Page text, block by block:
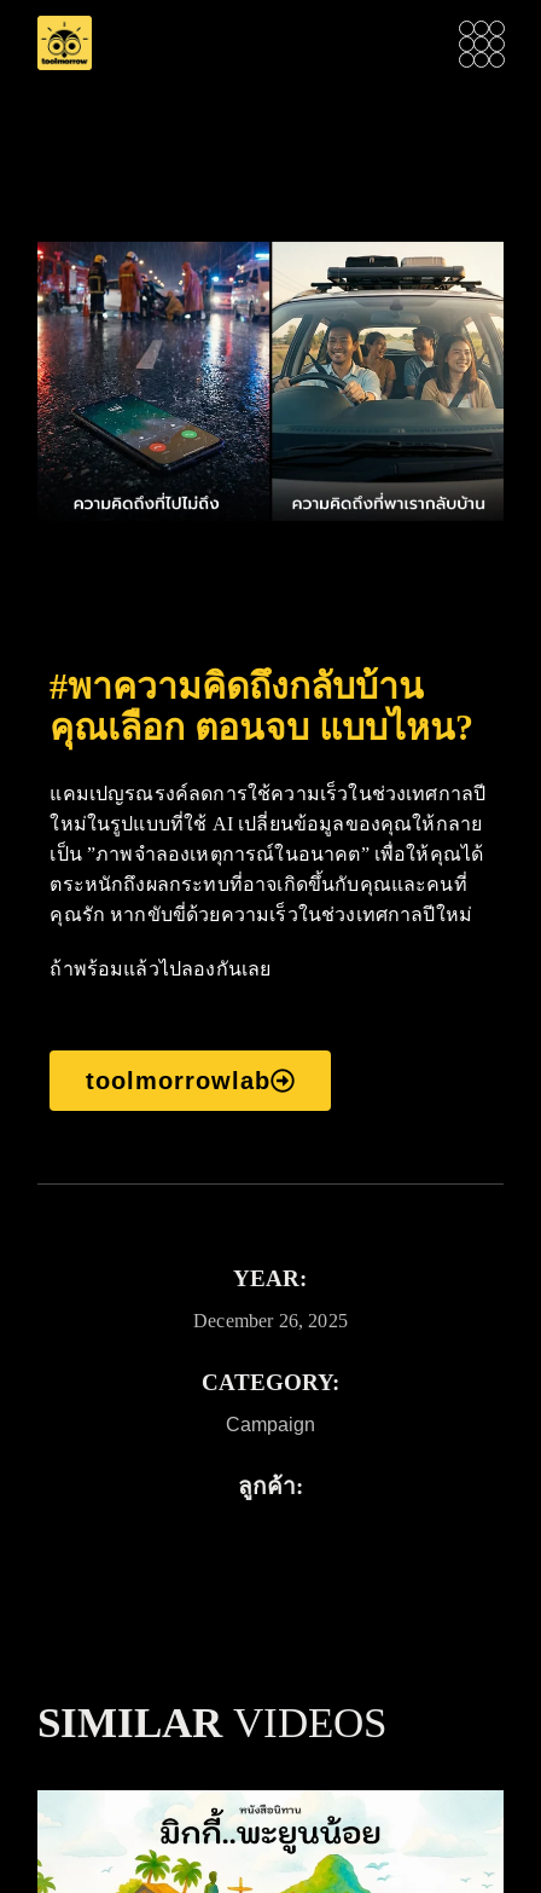
#พาความคิดถึงกลับบ้าน
คุณเลือก ตอนจบ แบบไหน?
แคมเปญรณรงค์ลดการใช้ความเร็วในช่วงเทศกาลปี
ใหม่ในรูปแบบที่ใช้ AI เปลี่ยนข้อมูลของคุณให้กลาย
เป็น ”ภาพจำลองเหตุการณ์ในอนาคต” เพื่อให้คุณได้
ตระหนักถึงผลกระทบที่อาจเกิดขึ้นกับคุณและคนที่
คุณรัก หากขับขี่ด้วยความเร็วในช่วงเทศกาลปีใหม่
ถ้าพร้อมแล้วไปลองกันเลย
toolmorrowlab
YEAR:
December 26, 2025
CATEGORY:
Campaign
ลูกค้า:
SIMILARVIDEOS